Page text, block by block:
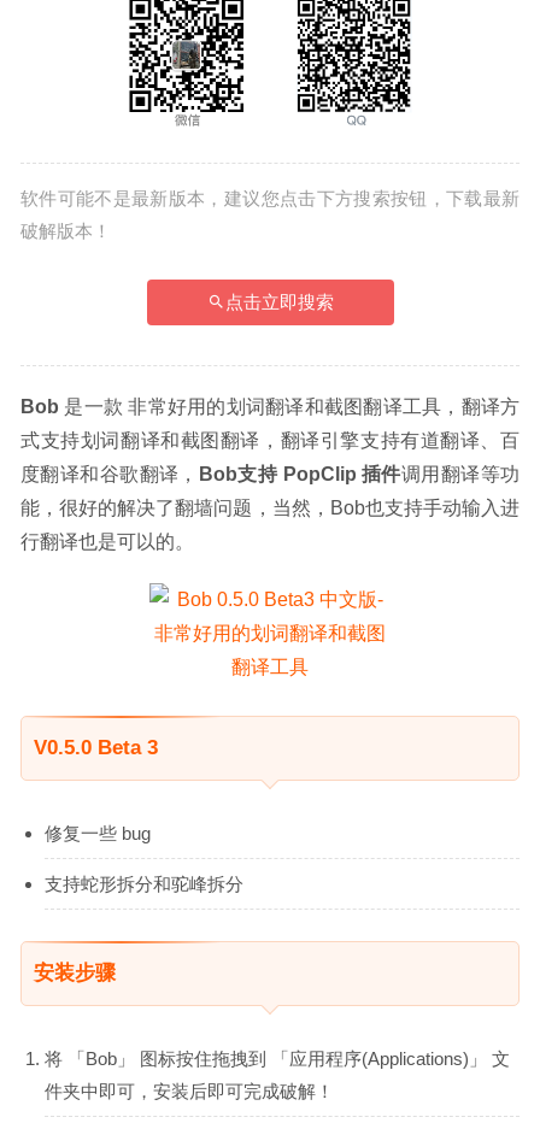
软件可能不是最新版本，建议您点击下方搜索按钮，下载最新
破解版本！
点击立即搜索
Bob 是一款 非常好用的划词翻译和截图翻译工具，翻译方
式支持划词翻译和截图翻译，翻译引擎支持有道翻译、百
度翻译和谷歌翻译，
Bob支持 PopClip 插件调用翻译等功
能，很好的解决了翻墙问题，当然，Bob也支持手动输入进
行翻译也是可以的。
V0.5.0 Beta 3
修复一些 bug
支持蛇形拆分和驼峰拆分
安装步骤
将 「Bob」 图标按住拖拽到 「应用程序(Applications)」 文
件夹中即可，安装后即可完成破解！